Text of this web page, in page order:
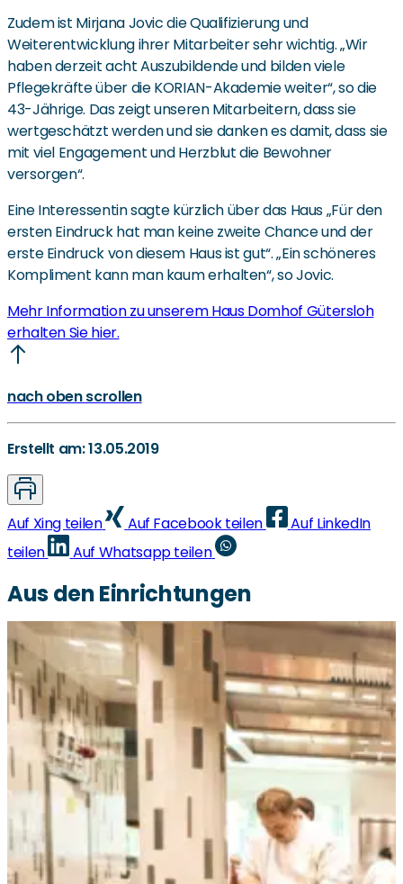
Zudem ist Mirjana Jovic die Qualifizierung und
Weiterentwicklung ihrer Mitarbeiter sehr wichtig. „Wir
haben derzeit acht Auszubildende und bilden viele
Pflegekräfte über die KORIAN-Akademie weiter“, so die
43-Jährige. Das zeigt unseren Mitarbeitern, dass sie
wertgeschätzt werden und sie danken es damit, dass sie
mit viel Engagement und Herzblut die Bewohner
versorgen“.
Eine Interessentin sagte kürzlich über das Haus „Für den
ersten Eindruck hat man keine zweite Chance und der
erste Eindruck von diesem Haus ist gut“. „Ein schöneres
Kompliment kann man kaum erhalten“, so Jovic.
Mehr Information zu unserem Haus Domhof Gütersloh
erhalten Sie hier.
nach oben scrollen
Erstellt am: 13.05.2019
Auf Xing teilen Auf Facebook teilen
Auf LinkedIn
teilen
Auf Whatsapp teilen
Aus den Einrichtungen